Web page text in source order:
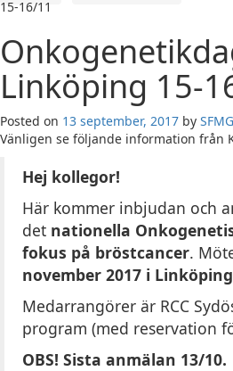
15-16/11
Linköping 15-
Posted on 13 september, 2017 by SFMG
Vänligen se följande information från
Hej kollegor!
Här kommer inbjudan och
det nationella
fokus på bröstcancer.
november 2017 i Linköping
Medarrangörer är RCC
program (med reservation
OBS! Sista anmälan 13/10.